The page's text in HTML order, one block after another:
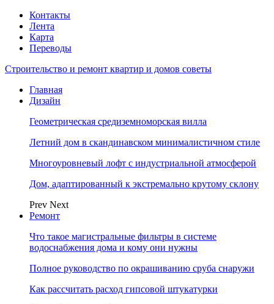
Контакты
Лента
Карта
Переводы
Строительство и ремонт квартир и домов советы
Главная
Дизайн
Геометрическая средиземноморская вилла
Летний дом в скандинавском минималистичном стиле
Многоуровневый лофт с индустриальной атмосферой
Дом, адаптированный к экстремально крутому склону
Prev Next
Ремонт
Что такое магистральные фильтры в системе
водоснабжения дома и кому они нужны
Полное руководство по окрашиванию сруба снаружи
Как рассчитать расход гипсовой штукатурки